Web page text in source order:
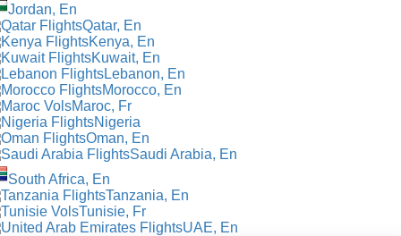
Jordan, En
Qatar, En
Kenya, En
Kuwait, En
Lebanon, En
Morocco, En
Maroc, Fr
Nigeria
Oman, En
Saudi Arabia, En
South Africa, En
Tanzania, En
Tunisie, Fr
UAE, En